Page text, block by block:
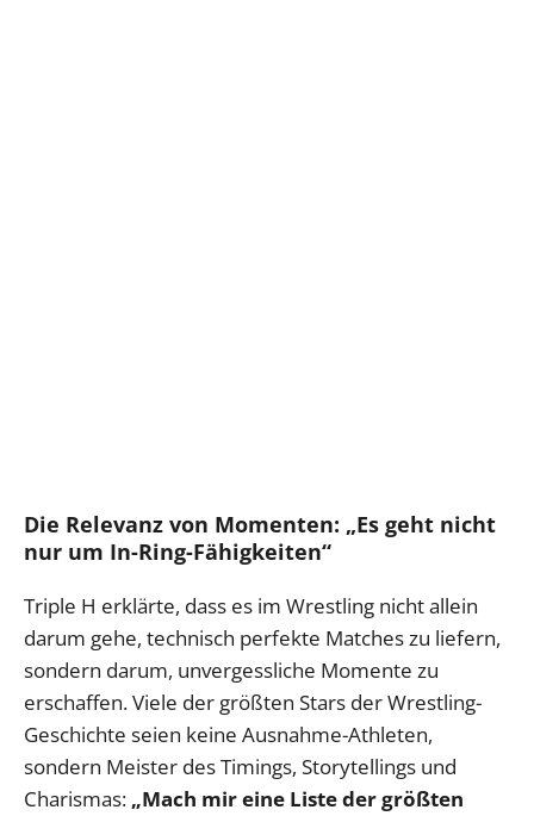
Die Relevanz von Momenten: „Es geht nicht
nur um In-Ring-Fähigkeiten“
Triple H erklärte, dass es im Wrestling nicht allein
darum gehe, technisch perfekte Matches zu liefern,
sondern darum, unvergessliche Momente zu
erschaffen. Viele der größten Stars der Wrestling-
Geschichte seien keine Ausnahme-Athleten,
sondern Meister des Timings, Storytellings und
Charismas: „Mach mir eine Liste der größten